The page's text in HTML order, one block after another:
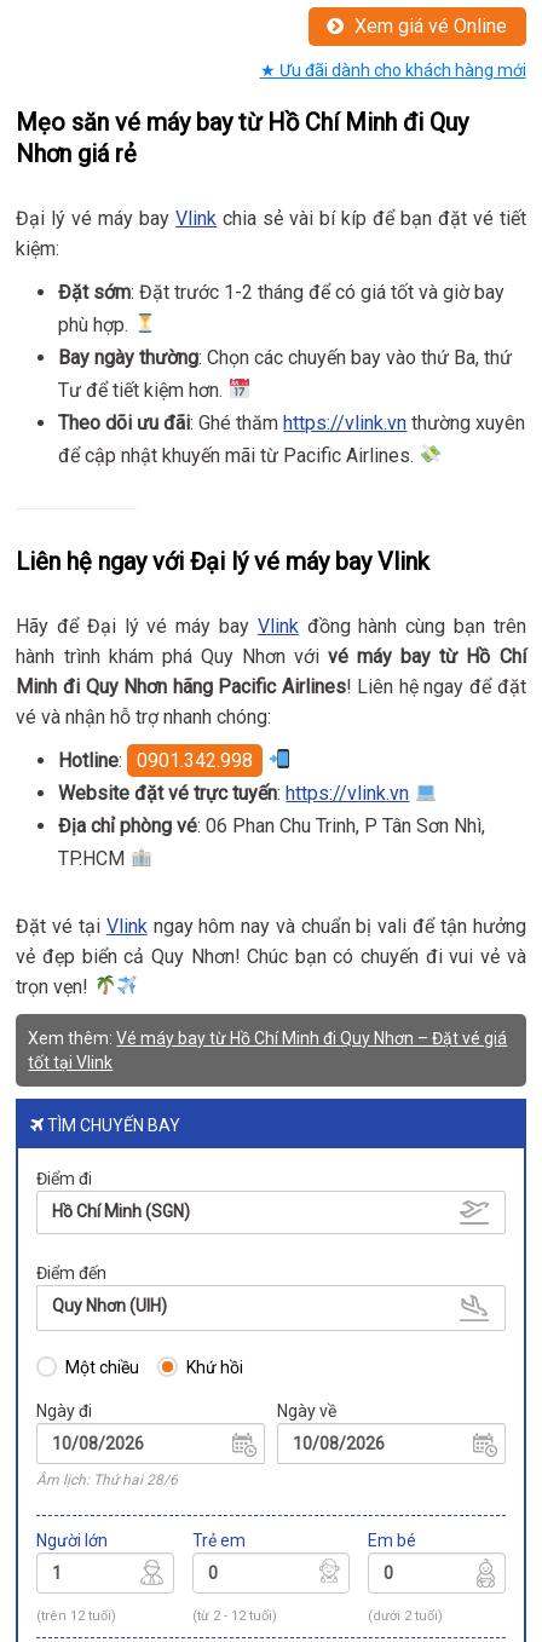
Xem giá vé Online
★ Ưu đãi dành cho khách hàng mới
Mẹo săn vé máy bay từ Hồ Chí Minh đi Quy
Nhơn giá rẻ
Đại lý vé máy bayVlink chia sẻ vài bí kíp để bạn đặt vé tiết
kiệm:
Đặt sớm: Đặt trước 1-2 tháng để có giá tốt và giờ bay
phù hợp.
Bay ngày thường: Chọn các chuyến bay vào thứ Ba, thứ
Tư để tiết kiệm hơn.
Theo dõi ưu đãi: Ghé thămhttps://vlink.vn thường xuyên
để cập nhật khuyến mãi từ Pacific Airlines.
Liên hệ ngay với Đại lý vé máy bay Vlink
Hãy để Đại lý vé máy bay Vlinkđồng hành cùng bạn trên
hành trình khám phá Quy Nhơn vớivé máy bay từ Hồ Chí
Minh đi Quy Nhơn hãng Pacific Airlines! Liên hệ ngay để đặt
vé và nhận hỗ trợ nhanh chóng:
Hotline:
0901.342.998
Website đặt vé trực tuyến:https://vlink.vn
Địa chỉ phòng vé: 06 Phan Chu Trinh, P Tân Sơn Nhì,
TP.HCM
Đặt vé tại Vlinkngay hôm nay và chuẩn bị vali để tận hưởng
vẻ đẹp biển cả Quy Nhơn! Chúc bạn có chuyến đi vui vẻ và
trọn vẹn!
Xem thêm:Vé máy bay từ Hồ Chí Minh đi Quy Nhơn – Đặt vé giá
tốt tại Vlink
TÌM CHUYẾN BAY
Điểm đi
Hồ Chí Minh (SGN)
Điểm đến
Quy Nhơn (UIH)
Một chiều Khứ hồi
Ngày đi
Âm lịch: Thứ hai 28/6
Ngày về
Người lớn
(trên 12 tuổi)
Trẻ em
(từ 2 - 12 tuổi)
Em bé
(dưới 2 tuổi)